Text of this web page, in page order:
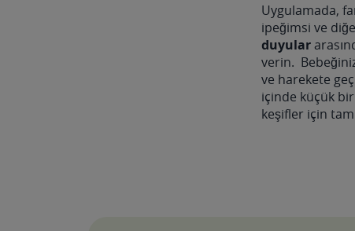
Uygulamada,
ipeğimsi ve
duyular
verin.
ve harekete
içinde küçük
keşifler için